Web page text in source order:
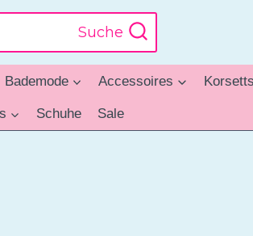
Suche
Bademode Accessoires
Schuhe Sale